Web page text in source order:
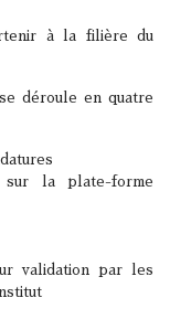
à la filière du
déroule en quatre
la plate-forme
validation par les